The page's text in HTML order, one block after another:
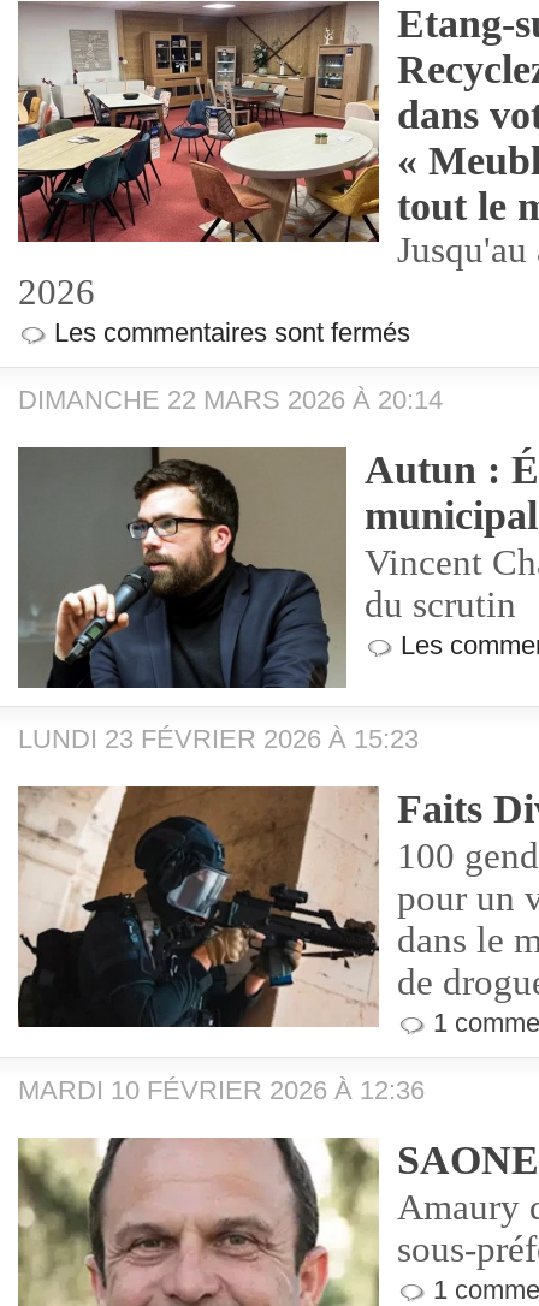
Etang-
dans
«
tout le
2026
Les commentaires sont fermés
DIMANCHE 22 MARS 2026 À 20:14
Autun :
Vincent
du scrutin
Les
LUNDI 23 FÉVRIER 2026 À 15:23
Faits
100
pour un
dans le
de
1
MARDI 10 FÉVRIER 2026 À 12:36
Amaury
sous-
1